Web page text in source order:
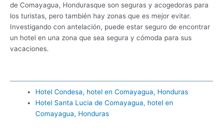
de Comayagua, Hondurasque son seguras y acogedoras para
los turistas, pero también hay zonas que es mejor evitar.
Investigando con antelación, puede estar seguro de encontrar
un hotel en una zona que sea segura y cómoda para sus
vacaciones.
Hotel Condesa, hotel en Comayagua, Honduras
Hotel Santa Lucia de Comayagua, hotel en
Comayagua, Honduras